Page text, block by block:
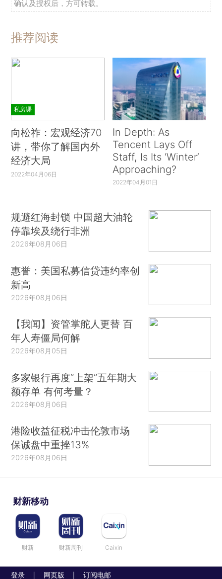
确认及授权后，方可转载。
推荐阅读
私房课
向松祚：宏观经济70
讲，带你了解国内外
经济大局
2022年04月06日
In Depth: As
Tencent Lays Off
Staff, Is Its ‘Winter’
Approaching?
2022年04月01日
规避红海封锁 中国超大油轮
停靠埃及绕行非洲
2026年08月06日
惠誉：美国私募信贷违约率创
新高
2026年08月06日
【我闻】资管掌舵人更替 百
年人寿僵局何解
2026年08月05日
多家银行再度“上架”五年期大
额存单 有何考量？
2026年08月06日
港险收益征税冲击伦敦市场
保诚盘中重挫13%
2026年08月06日
财新移动
财新 财新周刊 Caixin
登录 网页版 订阅电邮